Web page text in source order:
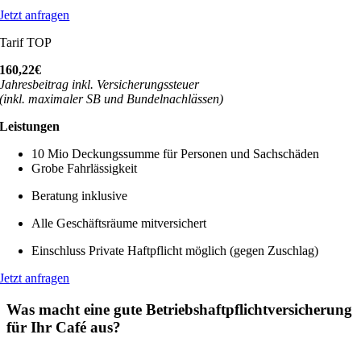
Jetzt anfragen
Tarif TOP
160,22€
Jahresbeitrag inkl. Versicherungssteuer
(inkl. maximaler SB und Bundelnachlässen)
Leistungen
10 Mio Deckungssumme für Personen und Sachschäden
Grobe Fahrlässigkeit
Beratung inklusive
Alle Geschäftsräume mitversichert
Einschluss Private Haftpflicht möglich (gegen Zuschlag)
Jetzt anfragen
Was macht eine gute Betriebshaftpflichtversicherung
für Ihr Café aus?